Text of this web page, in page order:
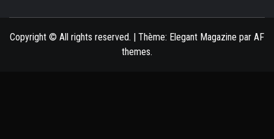
Copyright © All rights reserved. | Thème: Elegant Magazine par AF
themes.